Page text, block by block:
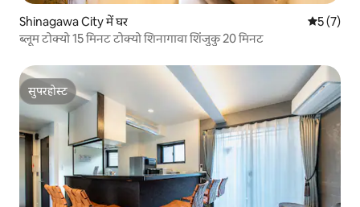
Shinagawa City में घर औसत रेटिंग
5 (7)
ब्लूम टोक्यो 15 मिनट टोक्यो शिनागावा शिंजुकु 20 मिनट
सुपरहोस्ट
सुपरहोस्ट